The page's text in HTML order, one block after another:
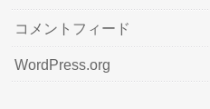
コメントフィード
WordPress.org